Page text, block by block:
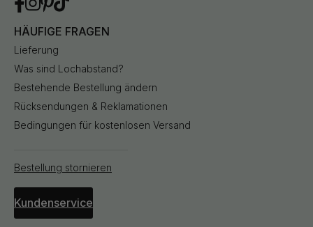
HÄUFIGE FRAGEN
Lieferung
Was sind Lochabstand?
Bestehende Bestellung ändern
Rücksendungen & Reklamationen
Bedingungen für kostenlosen Versand
Bestellung stornieren
Kundenservice